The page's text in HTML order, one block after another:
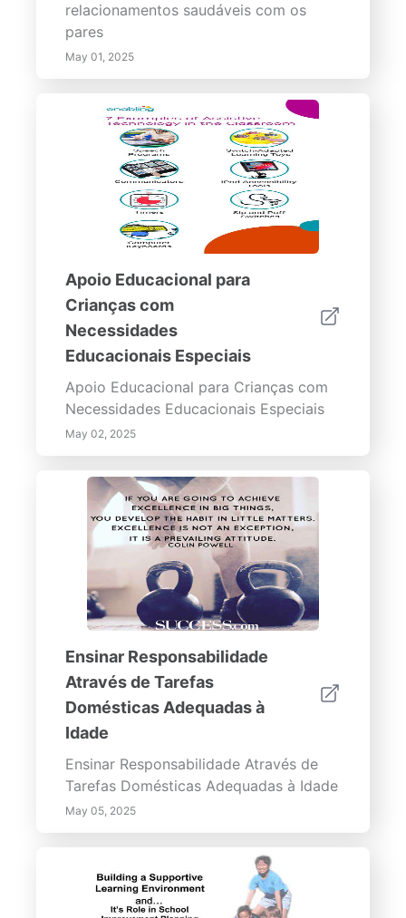
relacionamentos saudáveis com os
pares
May 01, 2025
Apoio Educacional para
Crianças com
Necessidades
Educacionais Especiais
Apoio Educacional para Crianças com
Necessidades Educacionais Especiais
May 02, 2025
Ensinar Responsabilidade
Através de Tarefas
Domésticas Adequadas à
Idade
Ensinar Responsabilidade Através de
Tarefas Domésticas Adequadas à Idade
May 05, 2025